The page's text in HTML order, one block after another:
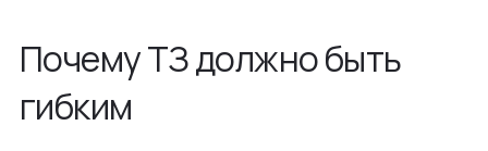
Почему ТЗ должно быть
гибким